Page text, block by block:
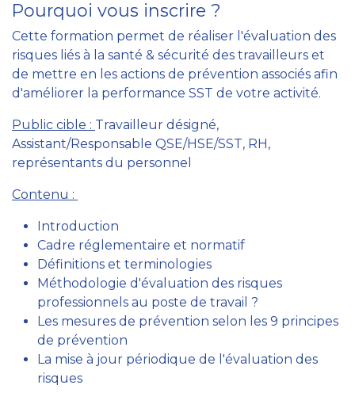
Pourquoi vous inscrire ?
Cette formation permet de réaliser l'évaluation des
risques liés à la santé & sécurité des travailleurs et
de mettre en les actions de prévention associés afin
d'améliorer la performance SST de votre activité.
Public cible : Travailleur désigné,
Assistant/Responsable QSE/HSE/SST, RH,
représentants du personnel
Contenu :
Introduction
Cadre réglementaire et normatif
Définitions et terminologies
Méthodologie d'évaluation des risques
professionnels au poste de travail ?
Les mesures de prévention selon les 9 principes
de prévention
La mise à jour périodique de l'évaluation des
risques